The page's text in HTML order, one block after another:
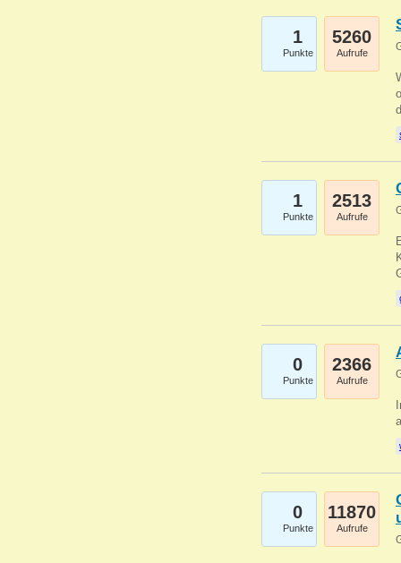
1
Punkte
5260
Aufrufe
1
Punkte
2513
Aufrufe
0
Punkte
2366
Aufrufe
0
Punkte
11870
Aufrufe